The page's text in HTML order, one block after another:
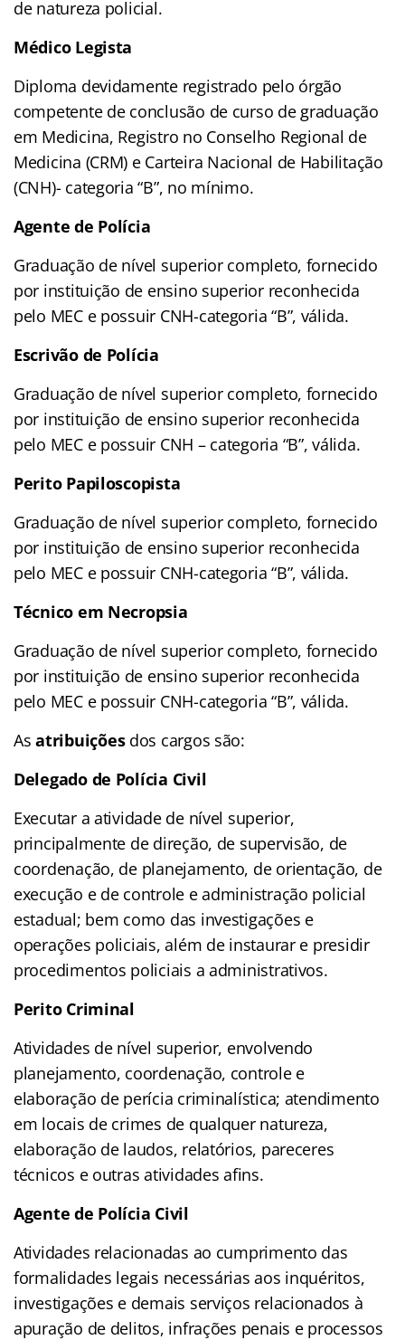
de natureza policial.
Médico Legista
Diploma devidamente registrado pelo órgão
competente de conclusão de curso de graduação
em Medicina, Registro no Conselho Regional de
Medicina (CRM) e Carteira Nacional de Habilitação
(CNH)- categoria “B”, no mínimo.
Agente de Polícia
Graduação de nível superior completo, fornecido
por instituição de ensino superior reconhecida
pelo MEC e possuir CNH-categoria “B”, válida.
Escrivão de Polícia
Graduação de nível superior completo, fornecido
por instituição de ensino superior reconhecida
pelo MEC e possuir CNH – categoria “B”, válida.
Perito Papiloscopista
Graduação de nível superior completo, fornecido
por instituição de ensino superior reconhecida
pelo MEC e possuir CNH-categoria “B”, válida.
Técnico em Necropsia
Graduação de nível superior completo, fornecido
por instituição de ensino superior reconhecida
pelo MEC e possuir CNH-categoria “B”, válida.
Asatribuiçõesdos cargos são:
Delegado de Polícia Civil
Executar a atividade de nível superior,
principalmente de direção, de supervisão, de
coordenação, de planejamento, de orientação, de
execução e de controle e administração policial
estadual; bem como das investigações e
operações policiais, além de instaurar e presidir
procedimentos policiais a administrativos.
Perito Criminal
Atividades de nível superior, envolvendo
planejamento, coordenação, controle e
elaboração de perícia criminalística; atendimento
em locais de crimes de qualquer natureza,
elaboração de laudos, relatórios, pareceres
técnicos e outras atividades afins.
Agente de Polícia Civil
Atividades relacionadas ao cumprimento das
formalidades legais necessárias aos inquéritos,
investigações e demais serviços relacionados à
apuração de delitos, infrações penais e processos